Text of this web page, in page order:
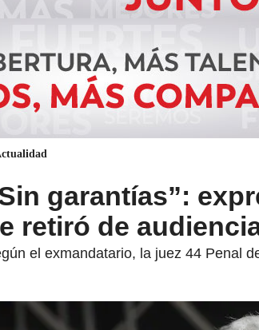
garantías”:
retiró de
el exmandatario, la juez 44 Penal